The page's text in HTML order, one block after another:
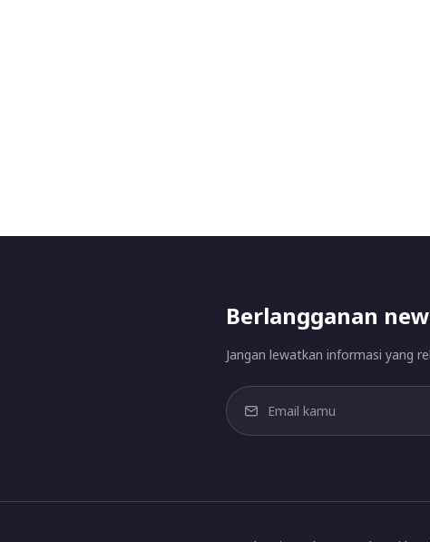
Berlangganan
Jangan lewatkan informasi yang